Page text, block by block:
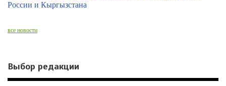
России и Кыргызстана
все новости
Выбор редакции